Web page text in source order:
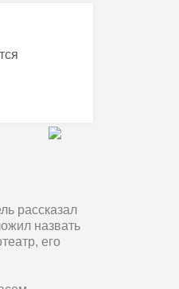
рассказал
назвать
его